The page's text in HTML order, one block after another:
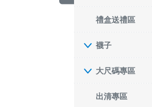
禮盒送禮區
襪子
大尺碼專區
出清專區